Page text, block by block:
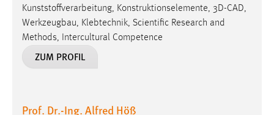
Kunststoffverarbeitung, Konstruktionselemente, 3D-CAD,
Werkzeugbau, Klebtechnik, Scientific Research and
Methods, Intercultural Competence
ZUM PROFIL
Prof. Dr.-Ing. Alfred Höß
Google Ads
Name:
_gcl_au